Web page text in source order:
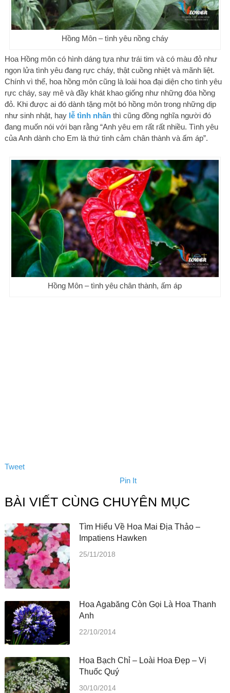
Hồng Môn – tình yêu nồng cháy
Hoa Hồng môn có hình dáng tựa như trái tim và có màu đỏ như
ngọn lửa tình yêu đang rực cháy, thật cuồng nhiệt và mãnh liệt.
Chính vì thế, hoa hồng môn cũng là loài hoa đại diện cho tình yêu
rực cháy, say mê và đầy khát khao giống như những đóa hồng
đỏ. Khi được ai đó dành tặng một bó hồng môn trong những dịp
như sinh nhật, hay lễ tình nhânthì cũng đồng nghĩa người đó
đang muốn nói với bạn rằng “Anh yêu em rất rất nhiều. Tình yêu
của Anh dành cho Em là thứ tình cảm chân thành và ấm áp”.
Hồng Môn – tình yêu chân thành, ấm áp
Tweet
Pin It
BÀI VIẾT CÙNG CHUYÊN MỤC
Tìm Hiểu Về Hoa Mai Địa Thảo –
Impatiens Hawken
25/11/2018
Hoa Agabăng Còn Gọi Là Hoa Thanh
Anh
22/10/2014
Hoa Bạch Chỉ – Loài Hoa Đẹp – Vị
Thuốc Quý
30/10/2014